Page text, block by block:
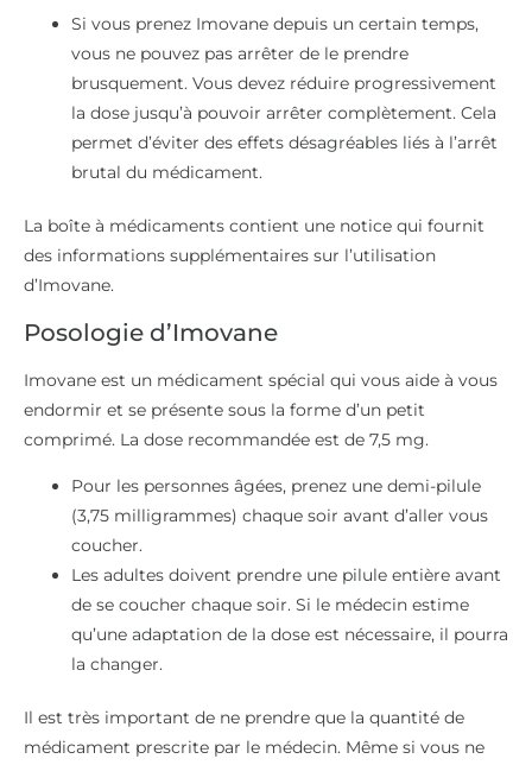
Si vous prenez Imovane depuis un certain temps,
vous ne pouvez pas arrêter de le prendre
brusquement. Vous devez réduire progressivement
la dose jusqu’à pouvoir arrêter complètement. Cela
permet d’éviter des effets désagréables liés à l’arrêt
brutal du médicament.
La boîte à médicaments contient une notice qui fournit
des informations supplémentaires sur l’utilisation
d’Imovane.
Posologie d’Imovane
Imovane est un médicament spécial qui vous aide à vous
endormir et se présente sous la forme d’un petit
comprimé. La dose recommandée est de 7,5 mg.
Pour les personnes âgées, prenez une demi-pilule
(3,75 milligrammes) chaque soir avant d’aller vous
coucher.
Les adultes doivent prendre une pilule entière avant
de se coucher chaque soir. Si le médecin estime
qu’une adaptation de la dose est nécessaire, il pourra
la changer.
Il est très important de ne prendre que la quantité de
médicament prescrite par le médecin. Même si vous ne